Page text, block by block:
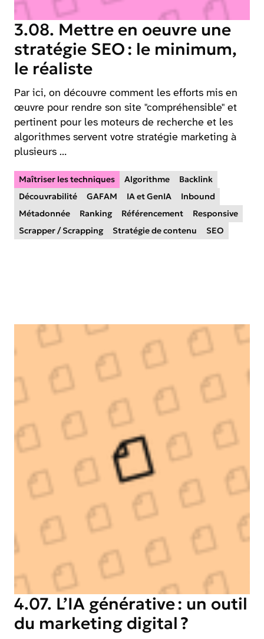
3.08. Mettre en oeuvre une
stratégie SEO : le minimum,
le réaliste
Par ici, on découvre comment les efforts mis en
œuvre pour rendre son site "compréhensible" et
pertinent pour les moteurs de recherche et les
algorithmes servent votre stratégie marketing à
plusieurs …
Maîtriser les techniques Algorithme
Backlink
Découvrabilité
GAFAM IA et GenIA
Inbound
Métadonnée
Ranking Référencement
Responsive
Scrapper / Scrapping
Stratégie de contenu SEO
4.07. L’IA générative : un outil
du marketing digital ?